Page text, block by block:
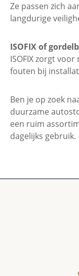
Ze passen zich
langdurige
ISOFIX of
ISOFIX zorgt
fouten bij
Ben je op zoek
duurzame
een ruim
dagelijks gebruik.